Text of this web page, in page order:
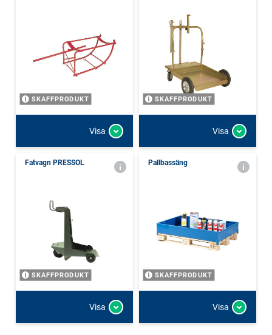
SKAFFPRODUKT
Visa
SKAFFPRODUKT
Visa
Fatvagn PRESSOL
SKAFFPRODUKT
Visa
Pallbassäng
SKAFFPRODUKT
Visa